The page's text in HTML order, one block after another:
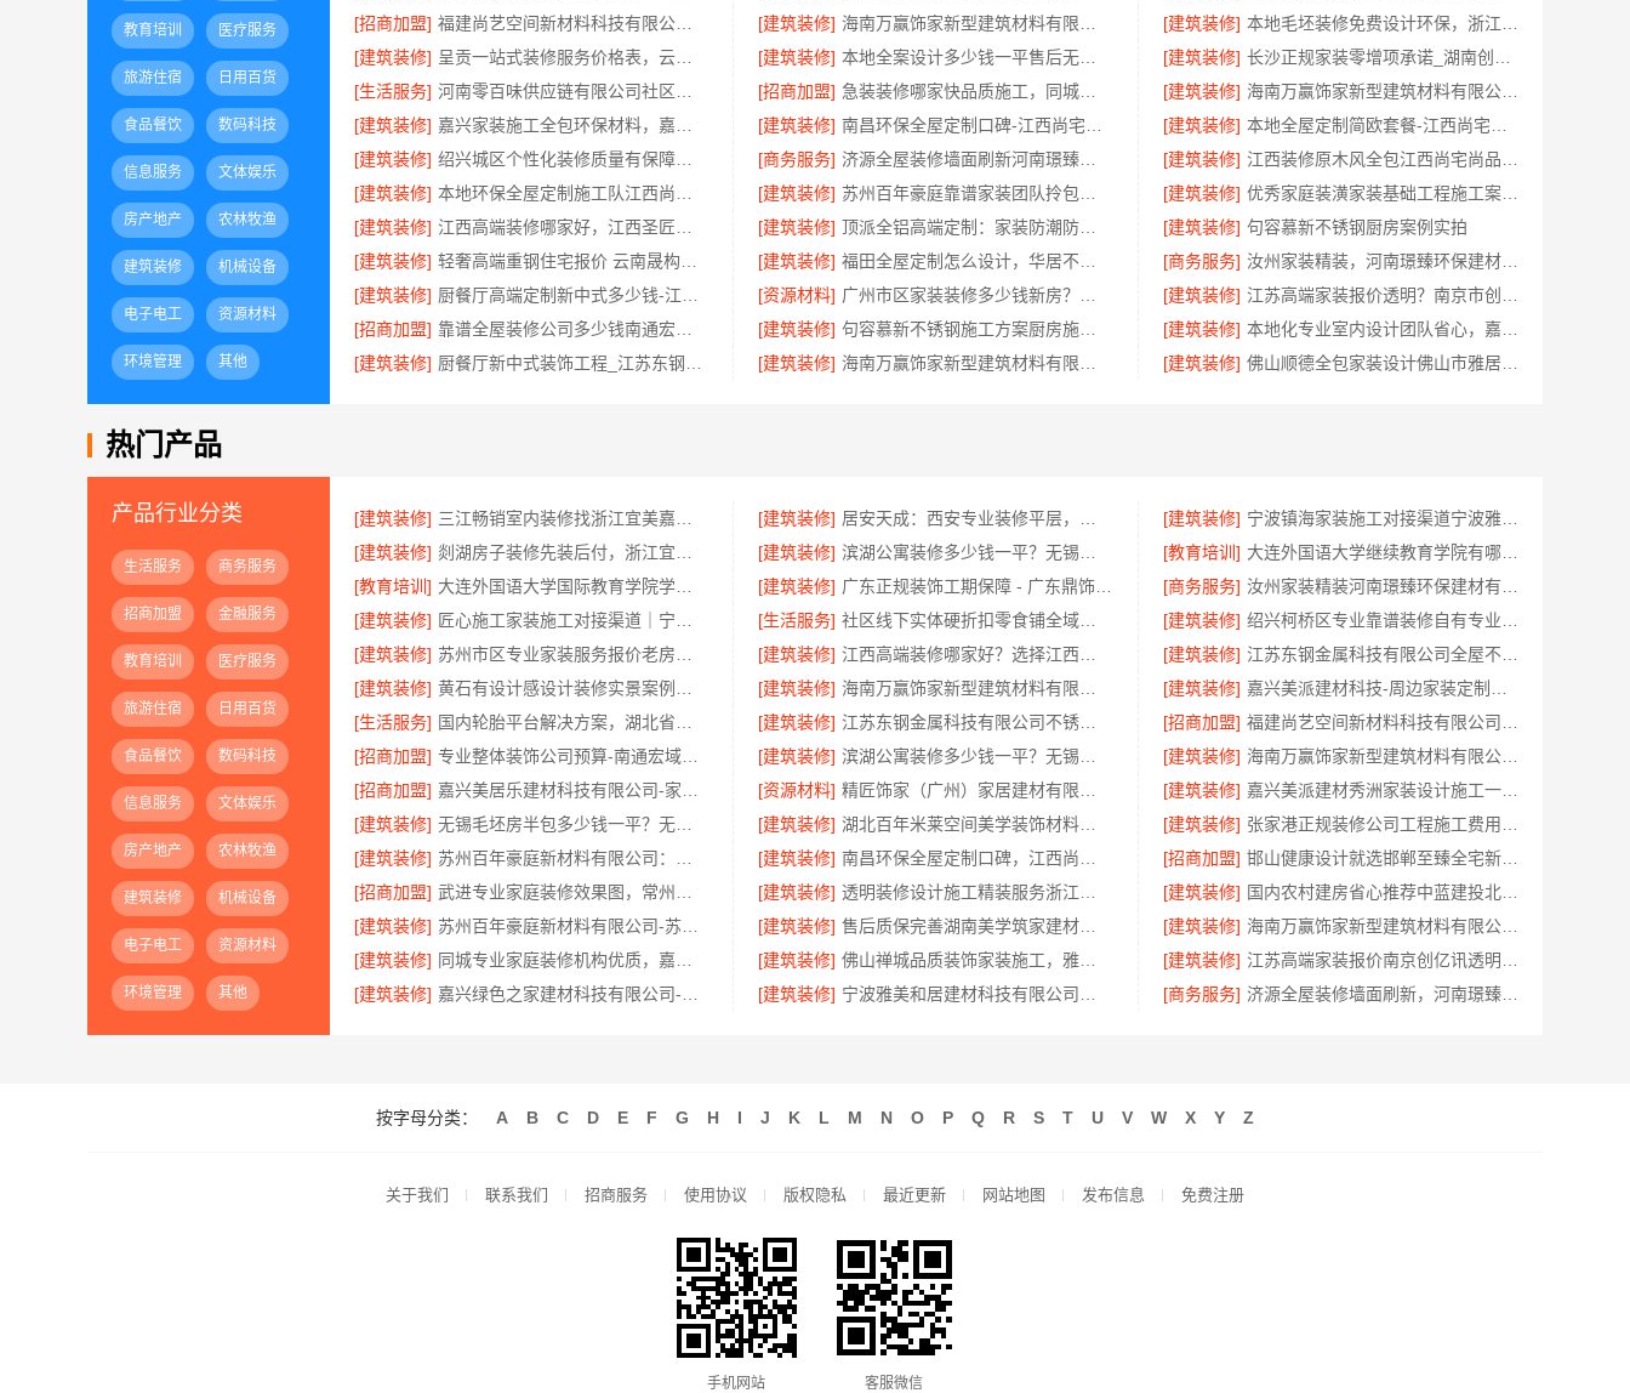
教育培训 医疗服务
旅游住宿 日用百货
食品餐饮 数码科技
信息服务 文体娱乐
房产地产 农林牧渔
建筑装修 机械设备
电子电工 资源材料
环境管理 其他
[招商加盟]
[建筑装修] [建筑装修]
[建筑装修]
[建筑装修] [建筑装修]
[生活服务]
[招商加盟] [建筑装修]
海南万赢饰家新型建筑材料有限公旧房焕新家庭装修吊顶造型
[建筑装修]
[建筑装修] [建筑装修]
[建筑装修]
[商务服务] [建筑装修]
[建筑装修]
[建筑装修] [建筑装修]
优秀家庭装潢家装基础工程施工案例——浙江乐享新材料有限公司
[建筑装修]
[建筑装修] [建筑装修] 句容慕新不锈钢厨房案例实拍
[建筑装修]
[建筑装修] [商务服务]
汝州家装精装，河南璟臻环保建材有限公司打造理想空间
[建筑装修]
[资源材料] [建筑装修]
[招商加盟]
[建筑装修] [建筑装修]
[建筑装修]
[建筑装修] [建筑装修]
热门产品
产品行业分类
生活服务 商务服务
招商加盟 金融服务
教育培训 医疗服务
旅游住宿 日用百货
食品餐饮 数码科技
信息服务 文体娱乐
房产地产 农林牧渔
建筑装修 机械设备
电子电工 资源材料
环境管理 其他
[建筑装修] [建筑装修] [建筑装修]
宁波镇海家装施工对接渠道宁波雅美和居建材科技有限公司
[建筑装修]
[建筑装修] [教育培训]
大连外国语大学继续教育学院有哪些专业招生咨询
[教育培训]
[建筑装修] [商务服务]
[建筑装修]
[生活服务] [建筑装修]
[建筑装修]
[建筑装修] [建筑装修]
江苏东钢金属科技有限公司全屋不锈钢定制生产商本地
[建筑装修]
[建筑装修] [建筑装修]
[生活服务]
[建筑装修] [招商加盟]
[招商加盟]
[建筑装修] [建筑装修]
海南万赢饰家新型建筑材料有限公：直营装修成本管控
[招商加盟]
[资源材料] [建筑装修]
嘉兴美派建材秀洲家装设计施工一站式服务
[建筑装修]
[建筑装修] [建筑装修]
[建筑装修]
[建筑装修] [招商加盟]
邯山健康设计就选邯郸至臻全宅新材料有限公司
[招商加盟]
[建筑装修] [建筑装修]
国内农村建房省心推荐中蓝建投北京建设有限公司四川
[建筑装修]
[建筑装修] [建筑装修]
海南万赢饰家新型建筑材料有限公司简约装修提速
[建筑装修]
[建筑装修] [建筑装修]
[建筑装修]
[建筑装修] [商务服务] 济源全屋装修墙面刷新，河南璟臻环保建材有限公司专业服务
按字母分类： A B C D E F G H I J K L M N O P Q R S T U V W X Y Z
关于我们 联系我们 招商服务 使用协议 版权隐私 最近更新 网站地图 发布信息 免费注册
手机网站 客服微信